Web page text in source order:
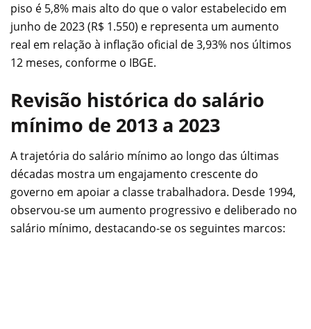
piso é 5,8% mais alto do que o valor estabelecido em
junho de 2023 (R$ 1.550) e representa um aumento
real em relação à inflação oficial de 3,93% nos últimos
12 meses, conforme o IBGE.
Revisão histórica do salário
mínimo de 2013 a 2023
A trajetória do salário mínimo ao longo das últimas
décadas mostra um engajamento crescente do
governo em apoiar a classe trabalhadora. Desde 1994,
observou-se um aumento progressivo e deliberado no
salário mínimo, destacando-se os seguintes marcos: